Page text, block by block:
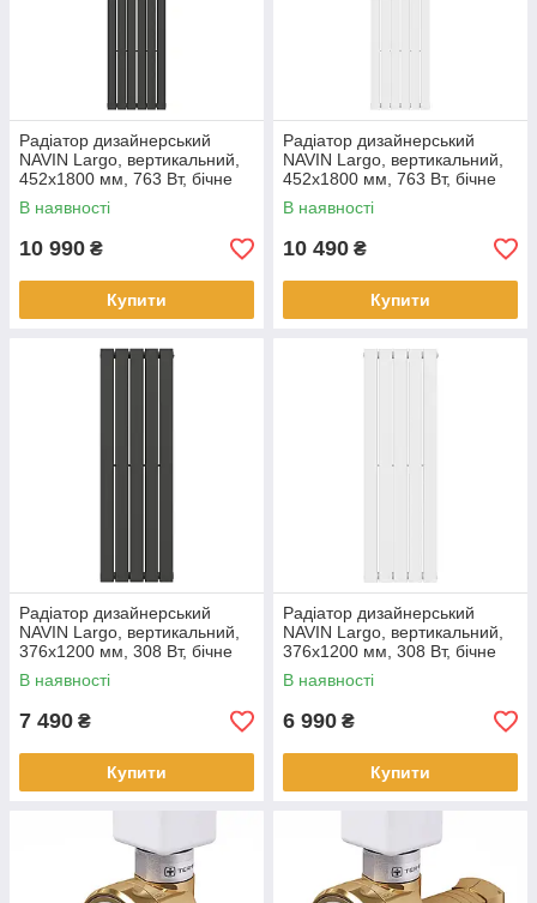
Радіатор дизайнерський
NAVIN Largo, вертикальний,
452x1800 мм, 763 Вт, бічне
підключення, чорний муар
В наявності
10 990 ₴
Купити
Радіатор дизайнерський
NAVIN Largo, вертикальний,
452x1800 мм, 763 Вт, бічне
підключення, білий
В наявності
10 490 ₴
Купити
Радіатор дизайнерський
NAVIN Largo, вертикальний,
376x1200 мм, 308 Вт, бічне
підключення, чорний муар
В наявності
7 490 ₴
Купити
Радіатор дизайнерський
NAVIN Largo, вертикальний,
376x1200 мм, 308 Вт, бічне
підключення, білий
В наявності
6 990 ₴
Купити